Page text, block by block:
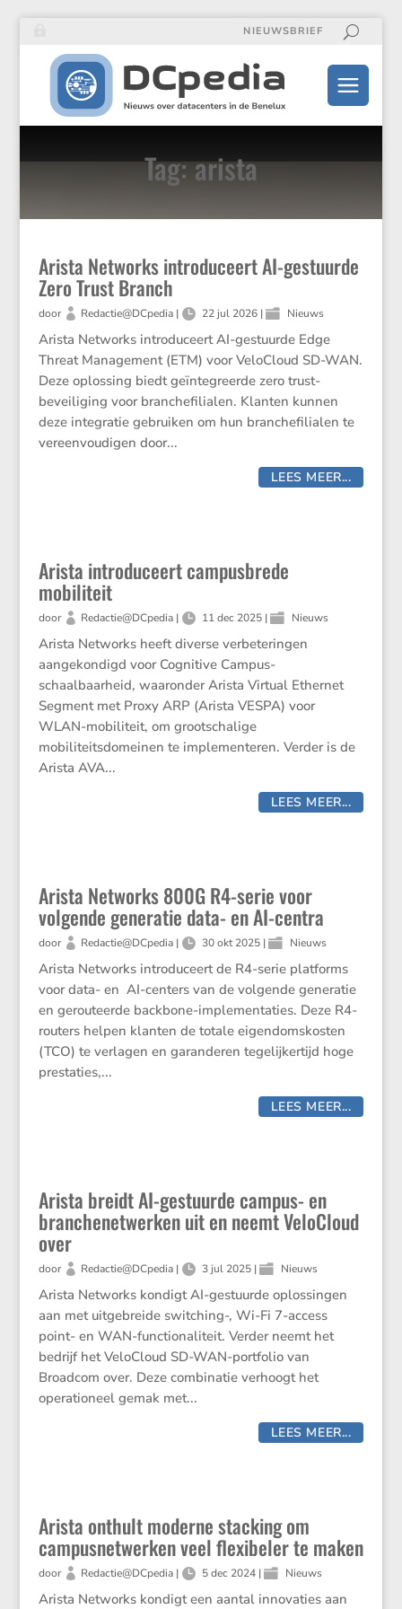
NIEUWSBRIEF
Tag: arista
Arista Networks introduceert AI-gestuurde
Zero Trust Branch
door Redactie@DCpedia| 22 jul 2026 | Nieuws
Arista Networks introduceert AI-gestuurde Edge
Threat Management (ETM) voor VeloCloud SD-WAN.
Deze oplossing biedt geïntegreerde zero trust-
beveiliging voor branchefilialen. Klanten kunnen
deze integratie gebruiken om hun branchefilialen te
vereenvoudigen door...
LEES MEER...
Arista introduceert campusbrede
mobiliteit
door Redactie@DCpedia| 11 dec 2025 | Nieuws
Arista Networks heeft diverse verbeteringen
aangekondigd voor Cognitive Campus-
schaalbaarheid, waaronder Arista Virtual Ethernet
Segment met Proxy ARP (Arista VESPA) voor
WLAN-mobiliteit, om grootschalige
mobiliteitsdomeinen te implementeren. Verder is de
Arista AVA...
LEES MEER...
Arista Networks 800G R4-serie voor
volgende generatie data- en AI-centra
door Redactie@DCpedia| 30 okt 2025 | Nieuws
Arista Networks introduceert de R4-serie platforms
voor data- en AI-centers van de volgende generatie
en gerouteerde backbone-implementaties. Deze R4-
routers helpen klanten de totale eigendomskosten
(TCO) te verlagen en garanderen tegelijkertijd hoge
prestaties,...
LEES MEER...
Arista breidt AI-gestuurde campus- en
branchenetwerken uit en neemt VeloCloud
over
door Redactie@DCpedia| 3 jul 2025 | Nieuws
Arista Networks kondigt AI-gestuurde oplossingen
aan met uitgebreide switching-, Wi-Fi 7-access
point- en WAN-functionaliteit. Verder neemt het
bedrijf het VeloCloud SD-WAN-portfolio van
Broadcom over. Deze combinatie verhoogt het
operationeel gemak met...
LEES MEER...
Arista onthult moderne stacking om
campusnetwerken veel flexibeler te maken
door Redactie@DCpedia| 5 dec 2024 | Nieuws
Arista Networks kondigt een aantal innovaties aan